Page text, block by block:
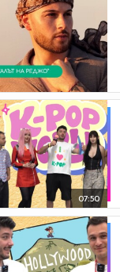
07:50